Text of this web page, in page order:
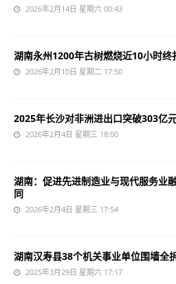
2026年2月14日 星期六 00:43
湖南永州1200年古树燃烧近10小时终
2026年2月10日 星期二 17:50
2025年长沙对非洲进出口突破303亿
2026年2月4日 星期三 18:00
湖南：促进先进制造业与现代服务业
同
2026年2月4日 星期三 17:54
湖南汉寿县38个机关事业单位围墙全
2025年3月29日 星期六 17:17